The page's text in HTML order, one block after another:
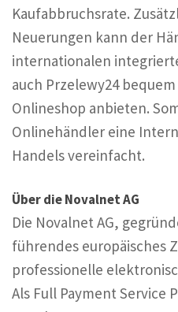
Kaufabbruchsrate.
Neuerungen kann der
internationalen
auch Przelewy24
Onlineshop anbieten.
Onlinehändler eine
Handels vereinfacht.
Über die Novalnet AG
Die Novalnet AG,
führendes europäisches
professionelle
Als Full Payment Service